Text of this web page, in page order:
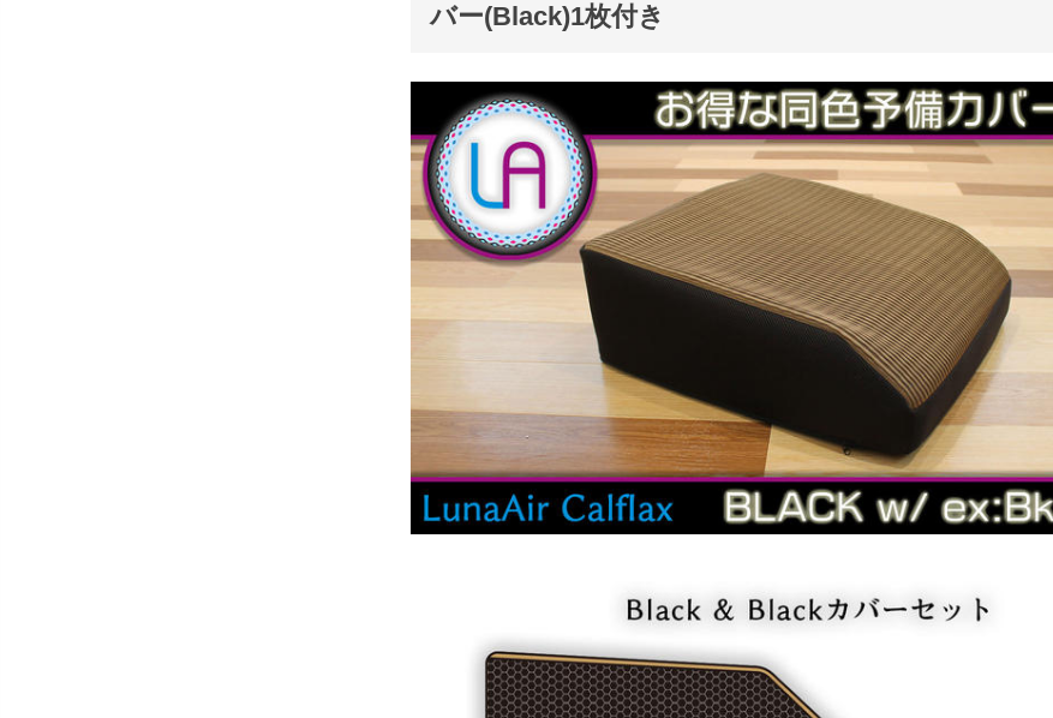
バー(Black)1枚付き